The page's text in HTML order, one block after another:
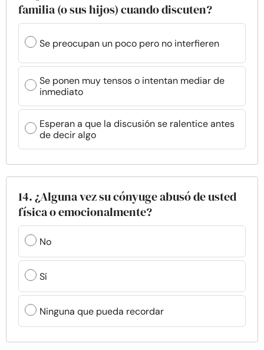
familia (o sus hijos) cuando discuten?
Se preocupan un poco pero no interfieren
Se ponen muy tensos o intentan mediar de
inmediato
Esperan a que la discusión se ralentice antes
de decir algo
14. ¿Alguna vez su cónyuge abusó de usted
física o emocionalmente?
No
Sí
Ninguna que pueda recordar